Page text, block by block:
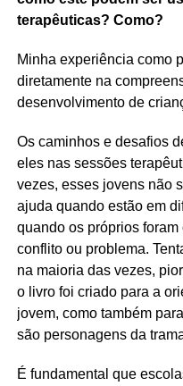
terapêuticas? Como?
Minha experiência como
diretamente na
desenvolvimento de
Os caminhos e desafios
eles nas sessões
vezes, esses jovens não
ajuda quando estão em
quando os próprios
conflito ou problema.
na maioria das vezes,
o livro foi criado para a
jovem, como também
são personagens da
É fundamental que